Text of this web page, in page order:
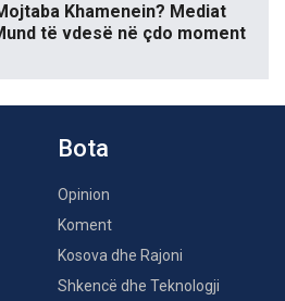
Khamenein? Mediat
të vdesë në çdo moment
Bota
Opinion
Koment
Kosova dhe Rajoni
Shkencë dhe Teknologji